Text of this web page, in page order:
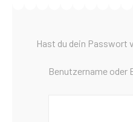
Hast du dein Passwort
Benutzername oder